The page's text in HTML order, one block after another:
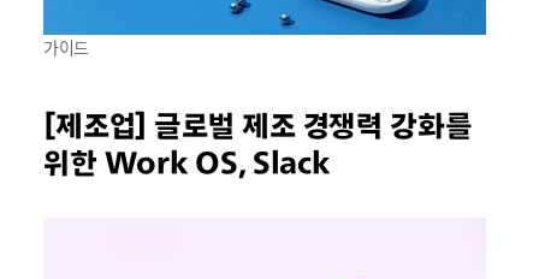
가이드
[제조업] 글로벌 제조 경쟁력 강화를
위한 Work OS, Slack